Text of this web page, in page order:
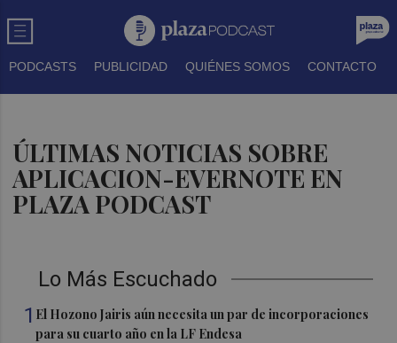
PODCASTS PUBLICIDAD QUIÉNES SOMOS CONTACTO
ÚLTIMAS NOTICIAS SOBRE
APLICACION-EVERNOTE EN
PLAZA PODCAST
Lo Más Escuchado
1 El Hozono Jairis aún necesita un par de incorporaciones
para su cuarto año en la LF Endesa